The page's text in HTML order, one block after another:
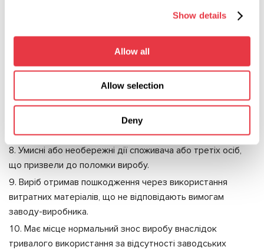
Show details
Allow all
Allow selection
Deny
самостійного ремонту або зміна конструкції виробу без
Присутні пошкодження, викликані потраплянням
всередину виробу сторонніх предметів, речовин, рідин,
виріб зазнав впливу вологи, кислот, відкритого вогню.
Виріб отримав пошкодження, спричинене діями
непереборної сили (пожежа, землетрус, повінь тощо).
Умисні або необережні дії споживача або третіх осіб,
що призвели до поломки виробу.
Виріб отримав пошкодження через використання
витратних матеріалів, що не відповідають вимогам
заводу-виробника.
Має місце нормальний знос виробу внаслідок
тривалого використання за відсутності заводських